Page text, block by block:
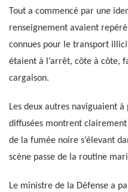
Tout a commencé par une
renseignement avaient
connues pour le transport
étaient à l’arrêt, côte à côte,
cargaison.
Les deux autres naviguaient
diffusées montrent
de la fumée noire s’élevant
scène passe de la routine
Le ministre de la Défense a